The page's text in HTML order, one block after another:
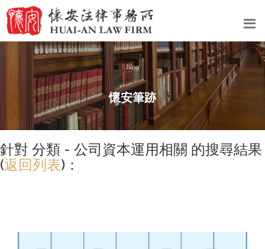
Blog
懷安筆跡
針對 分類 - 公司資本運用相關 的搜尋結果
(返回列表)：